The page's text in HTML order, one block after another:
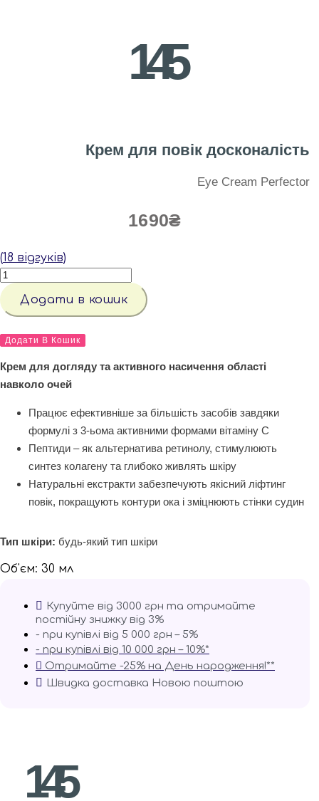
145
Крем для повік досконалість
Eye Cream Perfector
1690₴
(18 відгуків)
КРЕМ
ДЛЯ
ПОВІК
ДОСКОНАЛІСТЬ
Додати в кошик
ДЛЯ
ДОСКОНАЛІСТЬ
Додати В Кошик
Крем для догляду та активного насичення області
навколо очей
Працює ефективніше за більшість засобів завдяки
формулі з 3-ьома активними формами вітаміну С
Пептиди – як альтернатива ретинолу, стимулюють
синтез колагену та глибоко живлять шкіру
Натуральні екстракти забезпечують якісний ліфтинг
повік, покращують контури ока і зміцнюють стінки судин
Тип шкіри: будь-який тип шкіри
Об'єм: 30 мл
Купуйте від 3000 грн та отримайте
постійну знижку від 3%
- при купівлі від 5 000 грн – 5%
- при купівлі від 10 000 грн – 10%*
Отримайте -25% на День народження!**
Швидка доставка Новою поштою
145